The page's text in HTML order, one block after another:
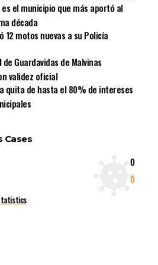
el municipio que más aportó al
década
12 motos nuevas a su Policía
Guardavidas de Malvinas
validez oficial
quita de hasta el 80% de intereses
Cases
0
0